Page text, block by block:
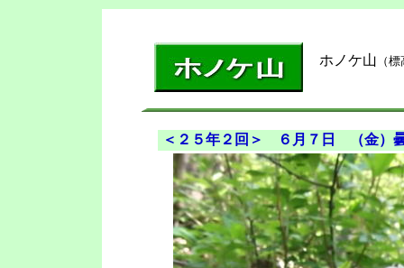
ホノケ山 （
＜２５年２回＞ ６月７日 （金）